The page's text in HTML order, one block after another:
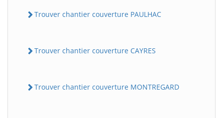
Trouver chantier couverture PAULHAC
Trouver chantier couverture CAYRES
Trouver chantier couverture MONTREGARD